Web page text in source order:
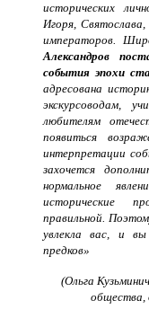
исторических
Игоря,
императоров.
Александров
события эпохи
адресована
экскурсоводам,
любителям
появиться
интерпретации
захочется
нормальное
исторические
правильной.
увлекла вас, и
предков»
(Ольга
общества,